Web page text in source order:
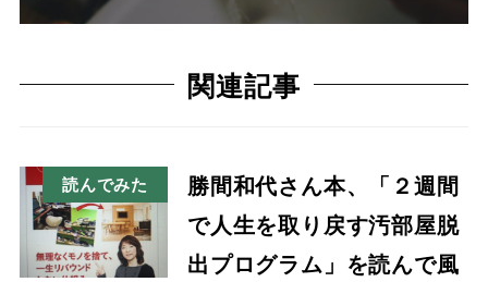
関連記事
読んでみた
勝間和代さん本、「２週間
で人生を取り戻す汚部屋脱
出プログラム」を読んで風